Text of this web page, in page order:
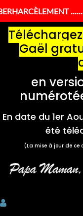
Gaël
en
En date du 1er
été
(La mise à jour de ce